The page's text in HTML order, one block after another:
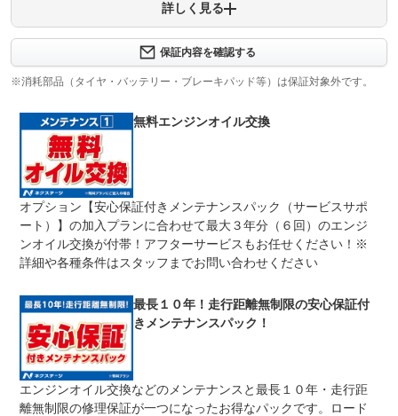
保証項目
３ヶ月・３０００ｋｍ以内ならエンジン、トランスミッシ
ョン、ハイブリッド、ステアリング、ブレーキの各機構に
おける主要項目を無償修理（または交換）いたします。
修理回数 無制限
上限金額
限度額無制限
期間中は何度でも修理可能！修理金額は車両本体価格の１
００％までしっかり保証します。車両本体価格５０万円以
下の場合は５０万円まで保証します。
免責金
無し
保証修理の対象となる場合は、お客様の費用負担は一切ご
ざいません。
保証修理
全国のネクステージで受付可能！ご遠方でネクステージに
は、スタッフまでお気軽にお尋ねください。
法定整備
整備付 法定12ヶ月または法定24ヶ月点検整備付
※車検なし・車検整備付の場合は法定24ヶ月点検整備付
※商用車は6ヶ月または12ヶ月点検整備付
法定整備
について
１．契約後～納車までに法定点検を実施致します。 ２．
支払総額に整備代金を含んでおります。 ３．点検記録簿
が発行されます。
詳しく見る
保証内容を確認する
※消耗部品（タイヤ・バッテリー・ブレーキパッド等）は保証対象外です。
無料エンジンオイル交換
オプション【安心保証付きメンテナンスパック（サービスサポ
ート）】の加入プランに合わせて最大３年分（６回）のエンジ
ンオイル交換が付帯！アフターサービスもお任せください！※
詳細や各種条件はスタッフまでお問い合わせください
最長１０年！走行距離無制限の安心保証付
きメンテナンスパック！
エンジンオイル交換などのメンテナンスと最長１０年・走行距
離無制限の修理保証が一つになったお得なパックです。ロード